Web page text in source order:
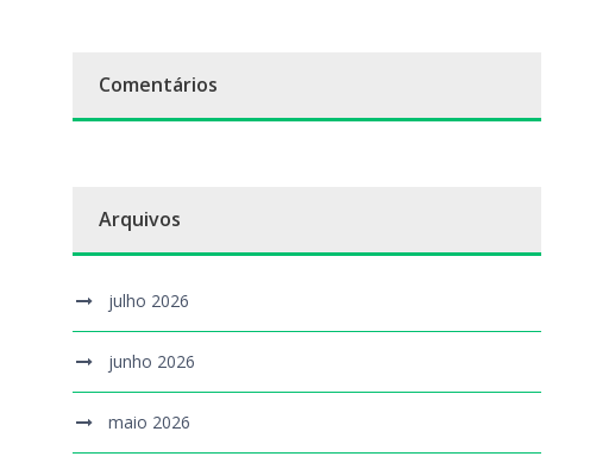
Comentários
Arquivos
julho 2026
junho 2026
maio 2026